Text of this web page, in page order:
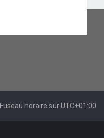
Fuseau horaire surUTC+01:00